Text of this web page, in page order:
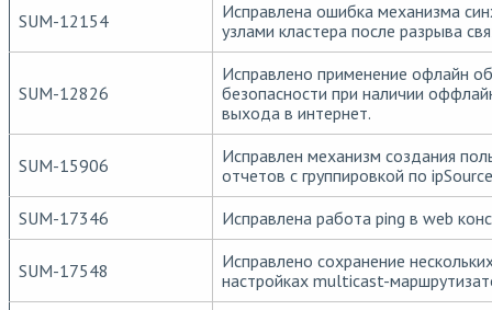
SUM-12154
Исправлена ошибка механизма
узлами кластера после разрыва
SUM-12826
Исправлено применение офлайн
безопасности при наличии
выхода в интернет.
SUM-15906
Исправлен механизм создания
отчетов с группировкой по
SUM-17346
Исправлена работа ping в web
SUM-17548
Исправлено сохранение
настройках multicast-